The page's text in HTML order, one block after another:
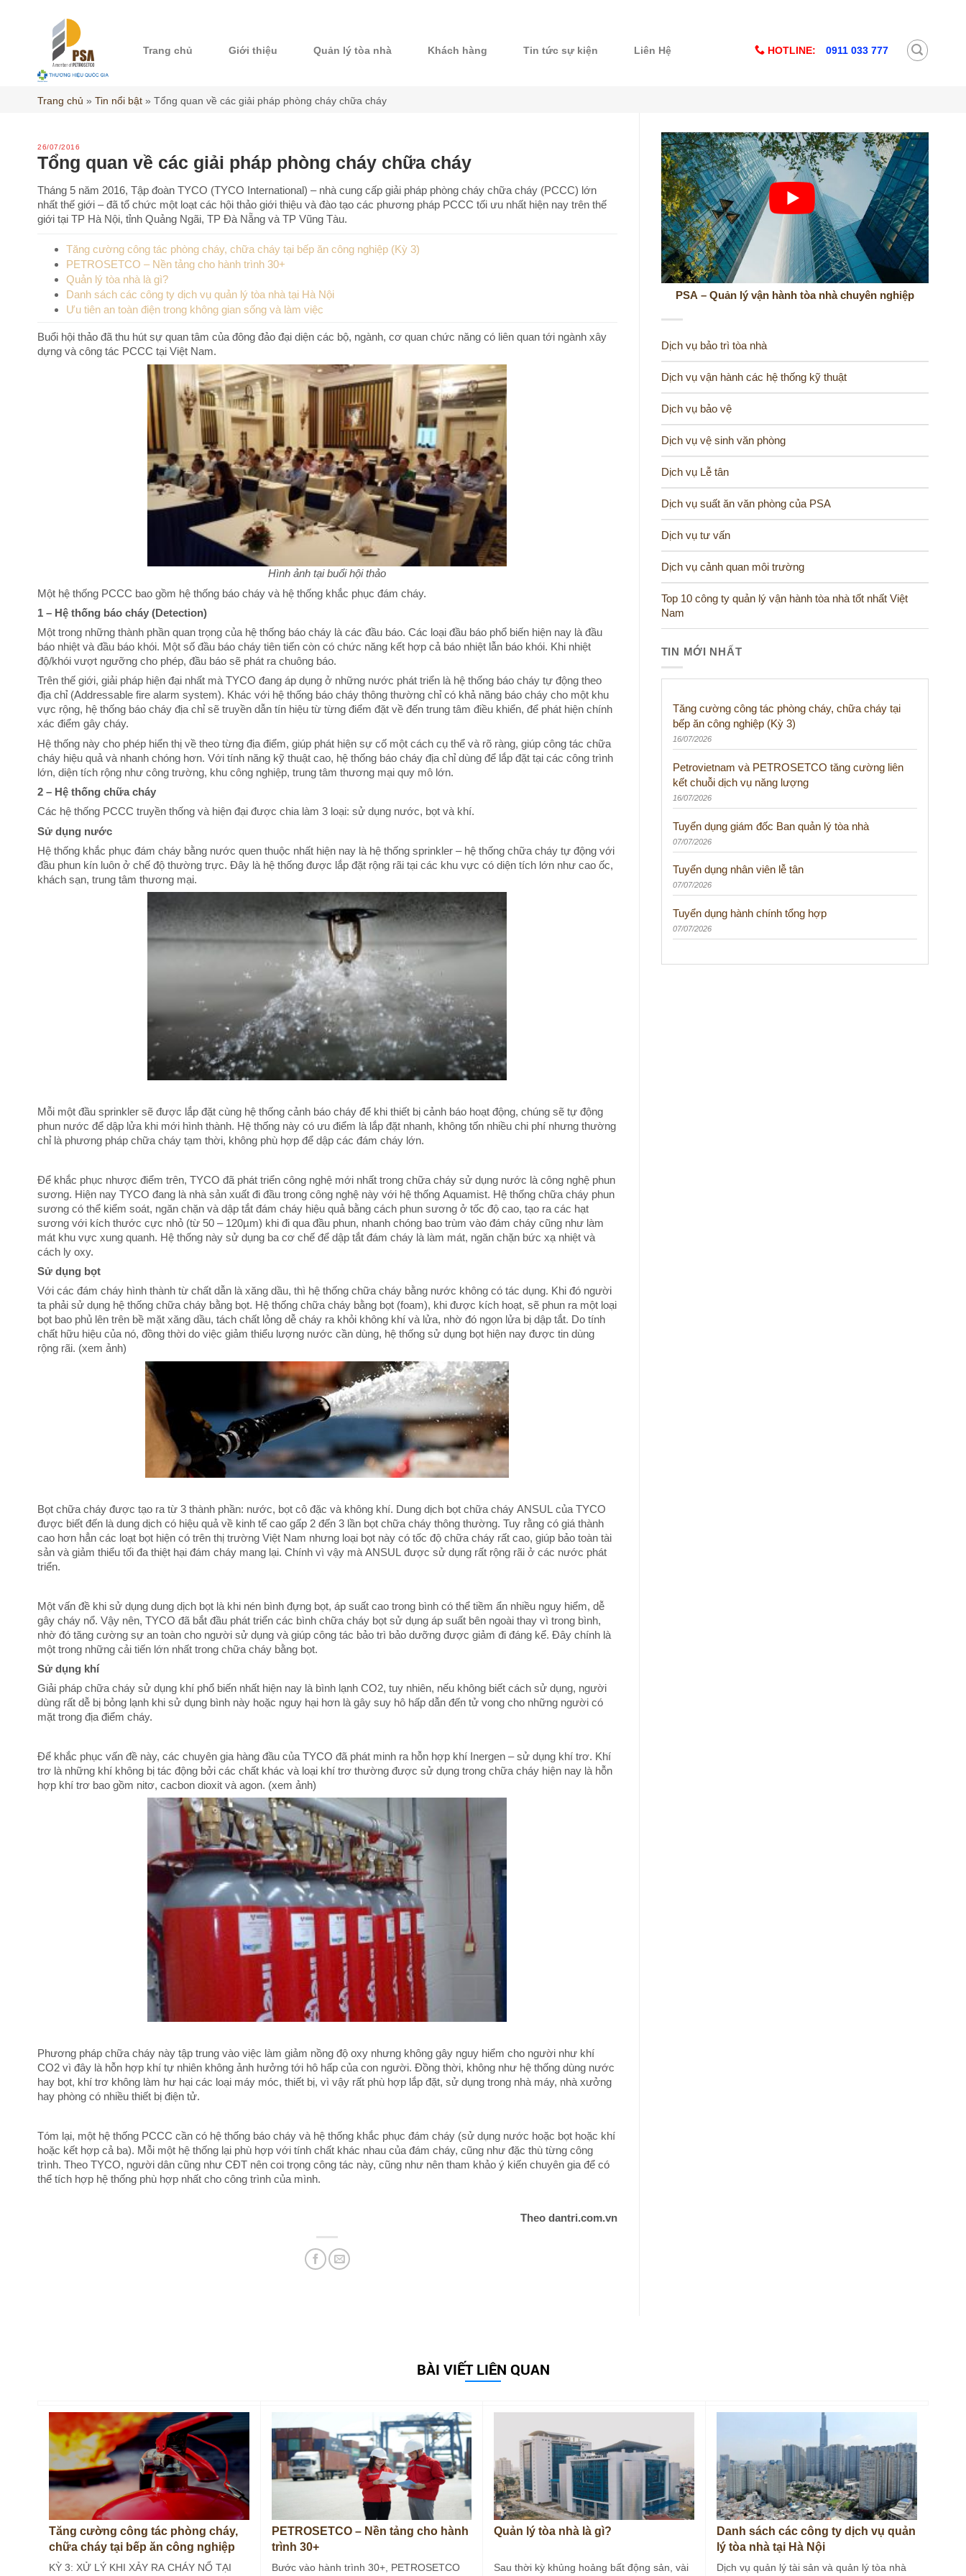
Trang chủ Giới thiệu Quản lý tòa nhà Khách hàng Tin tức sự kiện Liên Hệ HOTLINE: 0911 033 777
Trang chủ » Tin nổi bật » Tổng quan về các giải pháp phòng cháy chữa cháy
26/07/2016
Tổng quan về các giải pháp phòng cháy chữa cháy
Tháng 5 năm 2016, Tập đoàn TYCO (TYCO International) – nhà cung cấp giải pháp phòng cháy chữa cháy (PCCC) lớn
nhất thế giới – đã tổ chức một loạt các hội thảo giới thiệu và đào tạo các phương pháp PCCC tối ưu nhất hiện nay trên thế
giới tại TP Hà Nội, tỉnh Quảng Ngãi, TP Đà Nẵng và TP Vũng Tàu.
Tăng cường công tác phòng cháy, chữa cháy tại bếp ăn công nghiệp (Kỳ 3)
PETROSETCO – Nền tảng cho hành trình 30+
Quản lý tòa nhà là gì?
Danh sách các công ty dịch vụ quản lý tòa nhà tại Hà Nội
Ưu tiên an toàn điện trong không gian sống và làm việc
Buổi hội thảo đã thu hút sự quan tâm của đông đảo đại diện các bộ, ngành, cơ quan chức năng có liên quan tới ngành xây
dựng và công tác PCCC tại Việt Nam.
Hình ảnh tại buổi hội thảo
Một hệ thống PCCC bao gồm hệ thống báo cháy và hệ thống khắc phục đám cháy.
1 – Hệ thống báo cháy (Detection)
Một trong những thành phần quan trọng của hệ thống báo cháy là các đầu báo. Các loại đầu báo phổ biến hiện nay là đầu
báo nhiệt và đầu báo khói. Một số đầu báo cháy tiên tiến còn có chức năng kết hợp cả báo nhiệt lẫn báo khói. Khi nhiệt
độ/khói vượt ngưỡng cho phép, đầu báo sẽ phát ra chuông báo.
Trên thế giới, giải pháp hiện đại nhất mà TYCO đang áp dụng ở những nước phát triển là hệ thống báo cháy tự động theo
địa chỉ (Addressable fire alarm system). Khác với hệ thống báo cháy thông thường chỉ có khả năng báo cháy cho một khu
vực rộng, hệ thống báo cháy địa chỉ sẽ truyền dẫn tín hiệu từ từng điểm đặt về đến trung tâm điều khiển, để phát hiện chính
xác điểm gây cháy.
Hệ thống này cho phép hiển thị về theo từng địa điểm, giúp phát hiện sự cố một cách cụ thể và rõ ràng, giúp công tác chữa
cháy hiệu quả và nhanh chóng hơn. Với tính năng kỹ thuật cao, hệ thống báo cháy địa chỉ dùng để lắp đặt tại các công trình
lớn, diện tích rộng như công trường, khu công nghiệp, trung tâm thương mại quy mô lớn.
2 – Hệ thống chữa cháy
Các hệ thống PCCC truyền thống và hiện đại được chia làm 3 loại: sử dụng nước, bọt và khí.
Sử dụng nước
Hệ thống khắc phục đám cháy bằng nước quen thuộc nhất hiện nay là hệ thống sprinkler – hệ thống chữa cháy tự động với
đầu phun kín luôn ở chế độ thường trực. Đây là hệ thống được lắp đặt rộng rãi tại các khu vực có diện tích lớn như cao ốc,
khách sạn, trung tâm thương mại.
Mỗi một đầu sprinkler sẽ được lắp đặt cùng hệ thống cảnh báo cháy để khi thiết bị cảnh báo hoạt động, chúng sẽ tự động
phun nước để dập lửa khi mới hình thành. Hệ thống này có ưu điểm là lắp đặt nhanh, không tốn nhiều chi phí nhưng thường
chỉ là phương pháp chữa cháy tạm thời, không phù hợp để dập các đám cháy lớn.
Để khắc phục nhược điểm trên, TYCO đã phát triển công nghệ mới nhất trong chữa cháy sử dụng nước là công nghệ phun
sương. Hiện nay TYCO đang là nhà sản xuất đi đầu trong công nghệ này với hệ thống Aquamist. Hệ thống chữa cháy phun
sương có thể kiểm soát, ngăn chặn và dập tắt đám cháy hiệu quả bằng cách phun sương ở tốc độ cao, tạo ra các hạt
sương với kích thước cực nhỏ (từ 50 – 120µm) khi đi qua đầu phun, nhanh chóng bao trùm vào đám cháy cũng như làm
mát khu vực xung quanh. Hệ thống này sử dụng ba cơ chế để dập tắt đám cháy là làm mát, ngăn chặn bức xạ nhiệt và
cách ly oxy.
Sử dụng bọt
Với các đám cháy hình thành từ chất dẫn là xăng dầu, thì hệ thống chữa cháy bằng nước không có tác dụng. Khi đó người
ta phải sử dụng hệ thống chữa cháy bằng bọt. Hệ thống chữa cháy bằng bọt (foam), khi được kích hoạt, sẽ phun ra một loại
bọt bao phủ lên trên bề mặt xăng dầu, tách chất lỏng dễ cháy ra khỏi không khí và lửa, nhờ đó ngọn lửa bị dập tắt. Do tính
chất hữu hiệu của nó, đồng thời do việc giảm thiểu lượng nước cần dùng, hệ thống sử dụng bọt hiện nay được tin dùng
rộng rãi. (xem ảnh)
Bọt chữa cháy được tạo ra từ 3 thành phần: nước, bọt cô đặc và không khí. Dung dịch bọt chữa cháy ANSUL của TYCO
được biết đến là dung dịch có hiệu quả về kinh tế cao gấp 2 đến 3 lần bọt chữa cháy thông thường. Tuy rằng có giá thành
cao hơn hẳn các loạt bọt hiện có trên thị trường Việt Nam nhưng loại bọt này có tốc độ chữa cháy rất cao, giúp bảo toàn tài
sản và giảm thiểu tối đa thiệt hại đám cháy mang lại. Chính vì vậy mà ANSUL được sử dụng rất rộng rãi ở các nước phát
triển.
Một vấn đề khi sử dụng dung dịch bọt là khi nén bình đựng bọt, áp suất cao trong bình có thể tiềm ẩn nhiều nguy hiểm, dễ
gây cháy nổ. Vậy nên, TYCO đã bắt đầu phát triển các bình chữa cháy bọt sử dụng áp suất bên ngoài thay vì trong bình,
nhờ đó tăng cường sự an toàn cho người sử dụng và giúp công tác bảo trì bảo dưỡng được giảm đi đáng kể. Đây chính là
một trong những cải tiến lớn nhất trong chữa cháy bằng bọt.
Sử dụng khí
Giải pháp chữa cháy sử dụng khí phổ biến nhất hiện nay là bình lạnh CO2, tuy nhiên, nếu không biết cách sử dụng, người
dùng rất dễ bị bỏng lạnh khi sử dụng bình này hoặc nguy hại hơn là gây suy hô hấp dẫn đến tử vong cho những người có
mặt trong địa điểm cháy.
Để khắc phục vấn đề này, các chuyên gia hàng đầu của TYCO đã phát minh ra hỗn hợp khí Inergen – sử dụng khí trơ. Khí
trơ là những khí không bị tác động bởi các chất khác và loại khí trơ thường được sử dụng trong chữa cháy hiện nay là hỗn
hợp khí trơ bao gồm nitơ, cacbon dioxit và agon. (xem ảnh)
Phương pháp chữa cháy này tập trung vào việc làm giảm nồng độ oxy nhưng không gây nguy hiểm cho người như khí
CO2 vì đây là hỗn hợp khí tự nhiên không ảnh hưởng tới hô hấp của con người. Đồng thời, không như hệ thống dùng nước
hay bọt, khí trơ không làm hư hại các loại máy móc, thiết bị, vì vậy rất phù hợp lắp đặt, sử dụng trong nhà máy, nhà xưởng
hay phòng có nhiều thiết bị điện tử.
Tóm lại, một hệ thống PCCC cần có hệ thống báo cháy và hệ thống khắc phục đám cháy (sử dụng nước hoặc bọt hoặc khí
hoặc kết hợp cả ba). Mỗi một hệ thống lại phù hợp với tính chất khác nhau của đám cháy, cũng như đặc thù từng công
trình. Theo TYCO, người dân cũng như CĐT nên coi trọng công tác này, cũng như nên tham khảo ý kiến chuyên gia để có
thể tích hợp hệ thống phù hợp nhất cho công trình của mình.
Theo dantri.com.vn
PSA – Quản lý vận hành tòa nhà chuyên nghiệp
Dịch vụ bảo trì tòa nhà
Dịch vụ vận hành các hệ thống kỹ thuật
Dịch vụ bảo vệ
Dịch vụ vệ sinh văn phòng
Dịch vụ Lễ tân
Dịch vụ suất ăn văn phòng của PSA
Dịch vụ tư vấn
Dịch vụ cảnh quan môi trường
Top 10 công ty quản lý vận hành tòa nhà tốt nhất Việt
Nam
TIN MỚI NHẤT
Tăng cường công tác phòng cháy, chữa cháy tại
bếp ăn công nghiệp (Kỳ 3)
16/07/2026
Petrovietnam và PETROSETCO tăng cường liên
kết chuỗi dịch vụ năng lượng
16/07/2026
Tuyển dụng giám đốc Ban quản lý tòa nhà
07/07/2026
Tuyển dụng nhân viên lễ tân
07/07/2026
Tuyển dụng hành chính tổng hợp
07/07/2026
BÀI VIẾT LIÊN QUAN
Tăng cường công tác phòng cháy,
chữa cháy tại bếp ăn công nghiệp
(Kỳ 3)
KỲ 3: XỬ LÝ KHI XẢY RA CHÁY NỔ TẠI
PETROSETCO – Nền tảng cho hành
trình 30+
Bước vào hành trình 30+, PETROSETCO
Quản lý tòa nhà là gì?
Sau thời kỳ khủng hoảng bất động sản, vài
Danh sách các công ty dịch vụ quản
lý tòa nhà tại Hà Nội
Dịch vụ quản lý tài sản và quản lý tòa nhà